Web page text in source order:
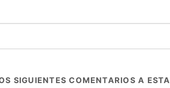
SIGUIENTES COMENTARIOS A ESTA